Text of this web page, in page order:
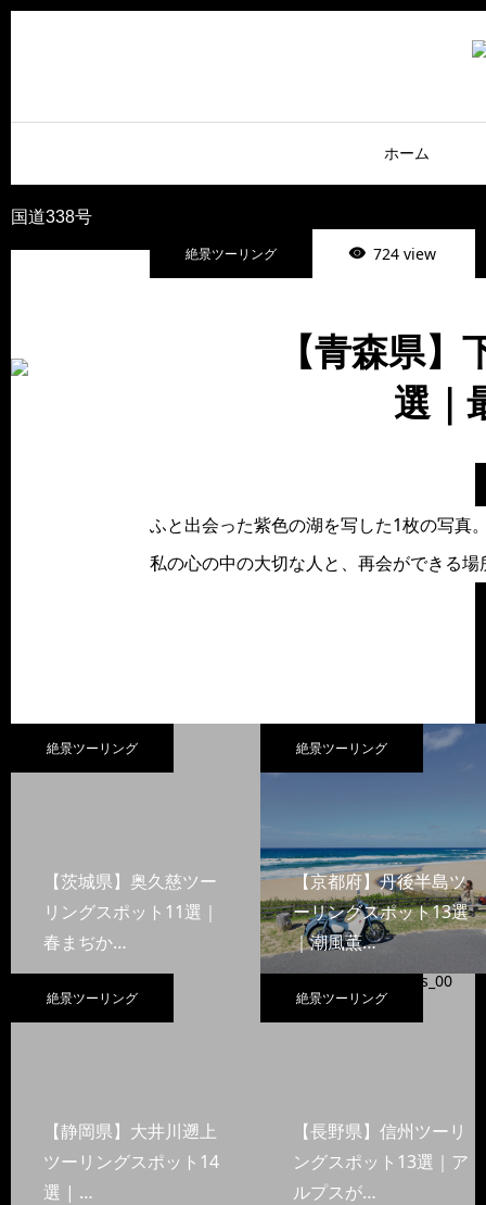
ホーム
国道338号
絶景ツーリング
724 view
【青森県
選｜
ふと出会った紫色の湖を写した1枚の写
私の心の中の大切な人と、再会ができる
絶景ツーリング
【茨城県】奥久慈ツー
リングスポット11選｜
春まぢか…
絶景ツーリング
【京都府】丹後半島ツ
ーリングスポット13選
｜潮風薫…
絶景ツーリング
【静岡県】大井川遡上
ツーリングスポット14
選 | …
絶景ツーリング
【長野県】信州ツーリ
ングスポット13選｜ア
ルプスが…